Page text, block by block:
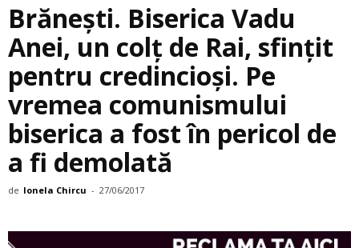
Brănești. Biserica Vadu
Anei, un colţ de Rai, sfinţit
pentru credincioşi. Pe
vremea comunismului
biserica a fost în pericol de
a fi demolată
de Ionela Chircu - 27/06/2017